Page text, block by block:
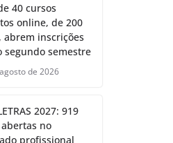
40 cursos
online, de 200
abrem inscrições
segundo semestre
de 2026
2027: 919
no
profissional